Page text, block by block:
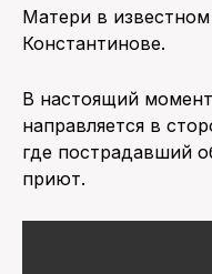
Матери в
Константинове.
В настоящий
направляется в
где пострадавший
приют.